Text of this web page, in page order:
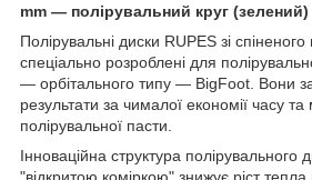
mm — полірувальний круг (зелений)
Полірувальні диски RUPES зі спіненого
спеціально розроблені для
— орбітального типу — BigFoot. Вони
результати за чималої економії часу та
полірувальної пасти.
Інноваційна структура полірувального
"відкритою коміркою" знижує ріст тепла